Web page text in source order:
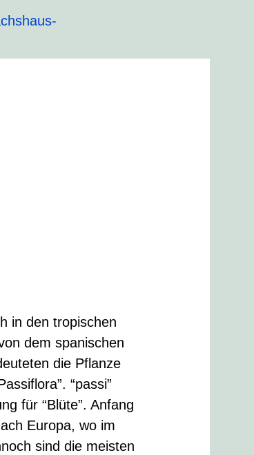
in den tropischen
dem spanischen
die Pflanze
“passi”
für “Blüte”. Anfang
Europa, wo im
sind die meisten